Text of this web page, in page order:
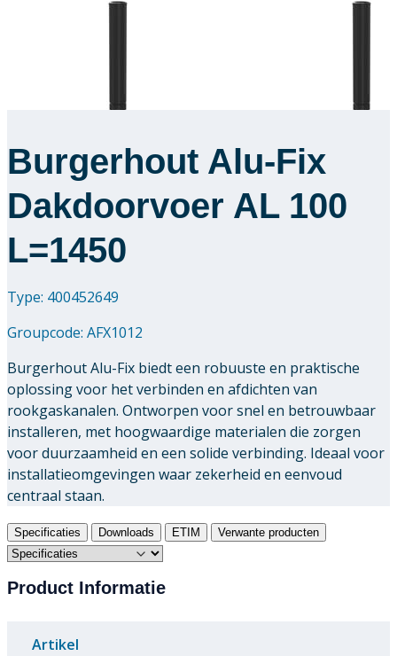
Burgerhout Alu-Fix
Dakdoorvoer AL 100
L=1450
Type: 400452649
Groupcode: AFX1012
Burgerhout Alu-Fix biedt een robuuste en praktische
oplossing voor het verbinden en afdichten van
rookgaskanalen. Ontworpen voor snel en betrouwbaar
installeren, met hoogwaardige materialen die zorgen
voor duurzaamheid en een solide verbinding. Ideaal voor
installatieomgevingen waar zekerheid en eenvoud
centraal staan.
Specificaties Downloads ETIM Verwante producten
Product Informatie
Artikel